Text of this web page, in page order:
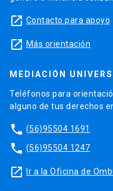
launch Contacto para apoyo
launch Más orientación
MEDIACIÓN
Teléfonos para
alguno de tus derechos
phone (56)95504 1691
phone (56)95504 1247
launch Ir a la Oficina de